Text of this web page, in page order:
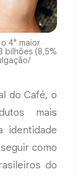
4° maior
bilhões (8,5%
do Café, o
mais
identidade
como
do